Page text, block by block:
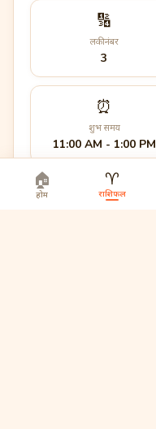
🔢
लकी नंबर
3
⏰
शुभ समय
11:00 AM - 1:00 PM
🏠
होम
♈
राशिफल